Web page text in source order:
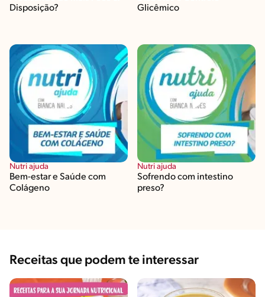
Disposição?
Glicêmico
Nutri ajuda
Bem-estar e Saúde com
Colágeno
Nutri ajuda
Sofrendo com intestino
preso?
Receitas que podem te interessar